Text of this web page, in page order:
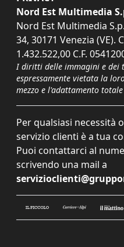
Nord Est Multimedia
Nord Est Multimedia
34, 30171 Venezia (VE).
1.432.522,00 C.F.
I diritti delle immagini e dei
espressamente vietata la
mezzo e l'adattamento
Per qualsiasi necessità
servizio clienti è a tua
Puoi contattarci al
scrivendo una mail a